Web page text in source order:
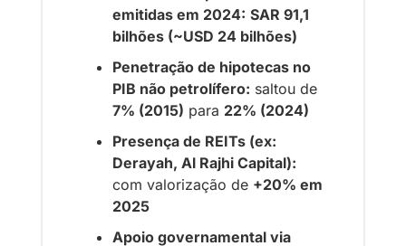
emitidas em 2024: SAR 91,1
bilhões (~USD 24 bilhões)
Penetração de hipotecas no
PIB não petrolífero:
7% (2015) para 22% (2024)
Presença de REITs (ex:
Derayah, Al Rajhi Capital):
com valorização de +20% em
2025
Apoio governamental via